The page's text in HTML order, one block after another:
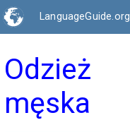
LanguageGuide.org
Odzież
męska